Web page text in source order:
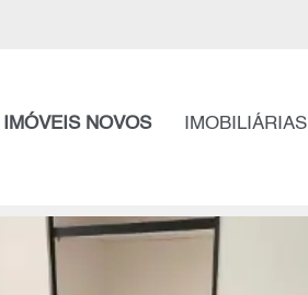
IMÓVEIS NOVOS IMOBILIÁRIAS